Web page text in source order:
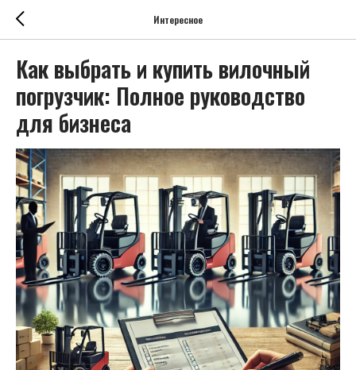
Интересное
Как выбрать и купить вилочный
погрузчик: Полное руководство
для бизнеса